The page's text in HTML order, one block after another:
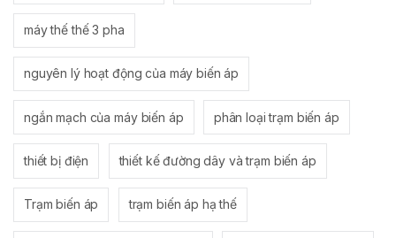
máy thế thế 3 pha
nguyên lý hoạt động của máy biến áp
ngắn mạch của máy biến áp phân loại trạm biến áp
thiết bị điện thiết kế đường dây và trạm biến áp
Trạm biến áp trạm biến áp hạ thế